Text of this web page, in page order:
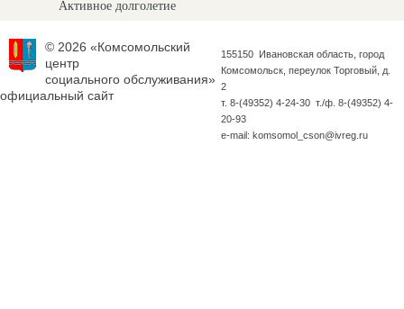
Активное долголетие
© 2026 «Комсомольский
центр
социального обслуживания»
официальный сайт
155150 Ивановская область, город
Комсомольск, переулок Торговый, д.
2
т. 8-(49352) 4-24-30 т./ф. 8-(49352) 4-
20-93
e-mail: komsomol_cson@ivreg.ru